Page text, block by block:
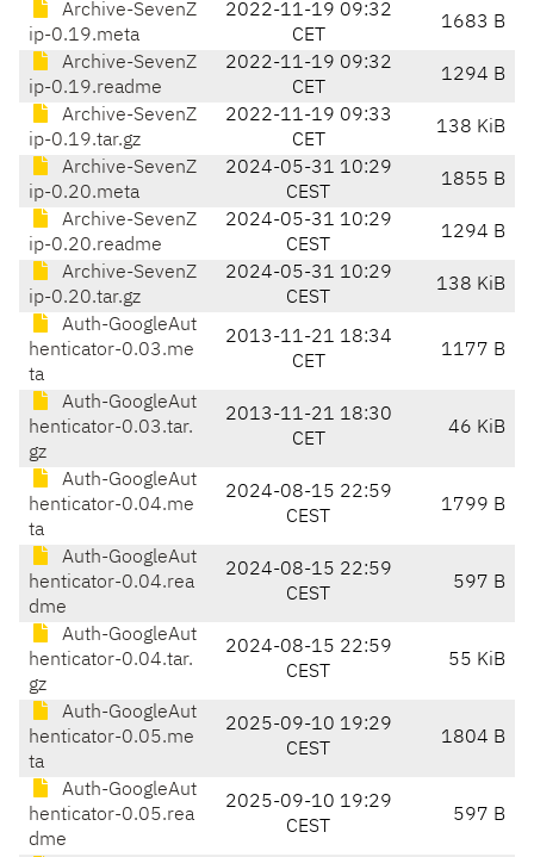
Archive-SevenZ
ip-0.19.meta
2022-11-19 09:32
CET
1683 B
Archive-SevenZ
ip-0.19.readme
2022-11-19 09:32
CET
1294 B
Archive-SevenZ
ip-0.19.tar.gz
2022-11-19 09:33
CET
138 KiB
Archive-SevenZ
ip-0.20.meta
2024-05-31 10:29
CEST
1855 B
Archive-SevenZ
ip-0.20.readme
2024-05-31 10:29
CEST
1294 B
Archive-SevenZ
ip-0.20.tar.gz
2024-05-31 10:29
CEST
138 KiB
Auth-GoogleAut
henticator-0.03.me
ta
2013-11-21 18:34
CET
1177 B
Auth-GoogleAut
henticator-0.03.tar.
gz
2013-11-21 18:30
CET
46 KiB
Auth-GoogleAut
henticator-0.04.me
ta
2024-08-15 22:59
CEST
1799 B
Auth-GoogleAut
henticator-0.04.rea
dme
2024-08-15 22:59
CEST
597 B
Auth-GoogleAut
henticator-0.04.tar.
gz
2024-08-15 22:59
CEST
55 KiB
Auth-GoogleAut
henticator-0.05.me
ta
2025-09-10 19:29
CEST
1804 B
Auth-GoogleAut
henticator-0.05.rea
dme
2025-09-10 19:29
CEST
597 B